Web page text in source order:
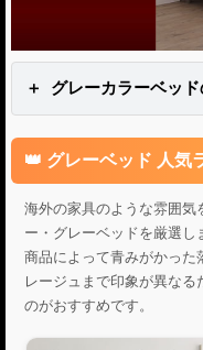
グレーカラーベッ
グレーベッド 人気
海外の家具のような雰囲気
ー・グレーベッドを厳選し
商品によって青みがかった
レージュまで印象が異な
のがおすすめです。